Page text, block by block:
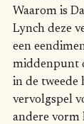
Waarom is
Lynch deze
een
middenpunt
in de tweede
vervolgspel
andere vorm